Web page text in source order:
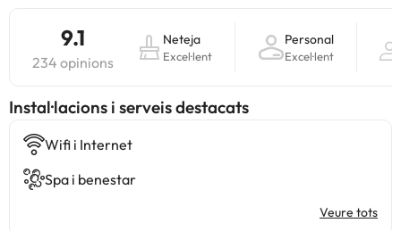
9.1
234 opinions
Neteja
Excel·lent
Personal
Excel·lent
Instal·lacions i serveis destacats
Wifi i Internet
Spa i benestar
Veure tots